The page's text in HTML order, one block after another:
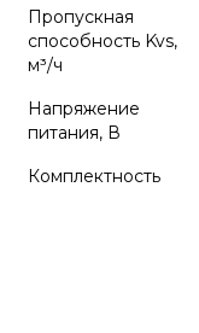
Пропускная
способность Kvs,
м³/ч
Напряжение
питания, В
Комплектность